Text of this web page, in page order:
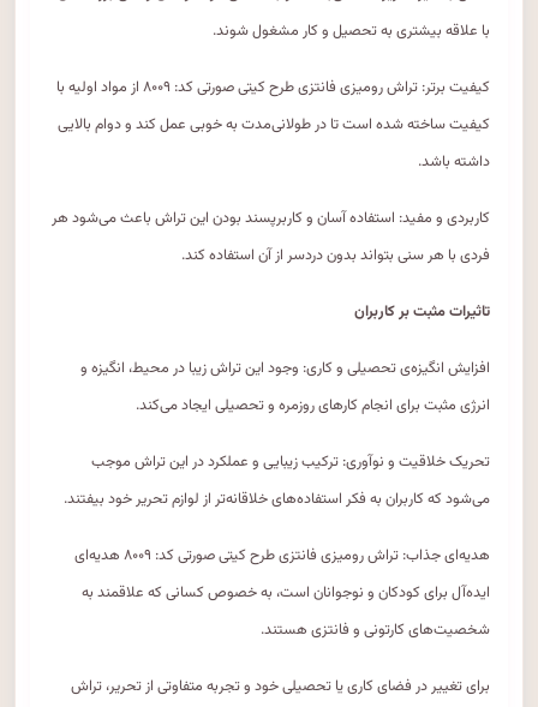
با علاقه بیشتری به تحصیل و کار مشغول شوند.
کیفیت برتر: تراش رومیزی فانتزی طرح کیتی صورتی کد: ۸۰۰۹ از مواد اولیه با
کیفیت ساخته شده است تا در طولانی‌مدت به خوبی عمل کند و دوام بالایی
داشته باشد.
کاربردی و مفید: استفاده آسان و کاربرپسند بودن این تراش باعث می‌شود هر
فردی با هر سنی بتواند بدون دردسر از آن استفاده کند.
تاثیرات مثبت بر کاربران
افزایش انگیزه‌ی تحصیلی و کاری: وجود این تراش زیبا در محیط، انگیزه و
انرژی مثبت برای انجام کارهای روزمره و تحصیلی ایجاد می‌کند.
تحریک خلاقیت و نوآوری: ترکیب زیبایی و عملکرد در این تراش موجب
می‌شود که کاربران به فکر استفاده‌های خلاقانه‌تر از لوازم تحریر خود بیفتند.
هدیه‌ای جذاب: تراش رومیزی فانتزی طرح کیتی صورتی کد: ۸۰۰۹ هدیه‌ای
ایده‌آل برای کودکان و نوجوانان است، به خصوص کسانی که علاقمند به
شخصیت‌های کارتونی و فانتزی هستند.
برای تغییر در فضای کاری یا تحصیلی خود و تجربه متفاوتی از تحریر، تراش